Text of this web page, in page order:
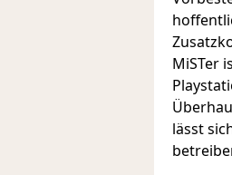
MiSTer
lässt